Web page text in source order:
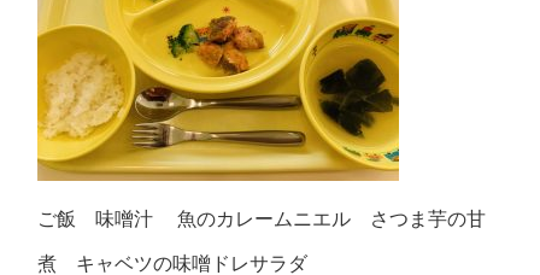
ご飯 味噌汁 魚のカレームニエル さつま芋の甘
煮 キャベツの味噌ドレサラダ